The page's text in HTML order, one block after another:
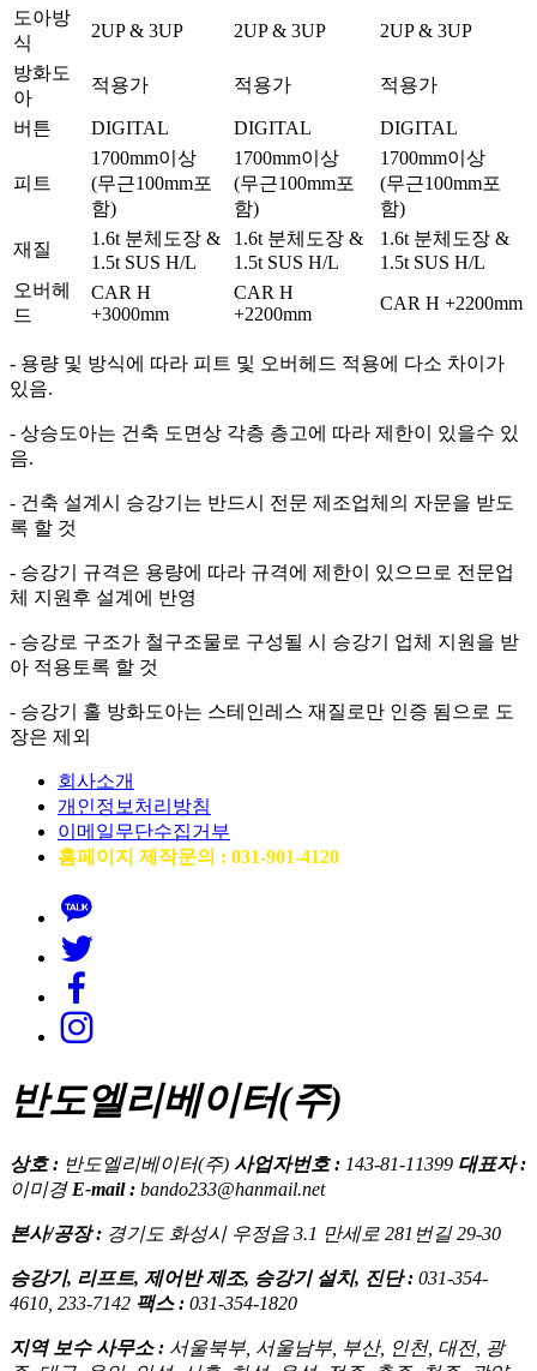
도아방
식
2UP & 3UP 2UP & 3UP 2UP & 3UP
방화도
아
적용가 적용가 적용가
버튼 DIGITAL DIGITAL DIGITAL
피트
1700mm이상
(무근100mm포
함)
1700mm이상
(무근100mm포
함)
1700mm이상
(무근100mm포
함)
재질
1.6t 분체도장 &
1.5t SUS H/L
1.6t 분체도장 &
1.5t SUS H/L
1.6t 분체도장 &
1.5t SUS H/L
오버헤
드
CAR H
+3000mm
CAR H
+2200mm
CAR H +2200mm
- 용량 및 방식에 따라 피트 및 오버헤드 적용에 다소 차이가
있음.
- 상승도아는 건축 도면상 각층 층고에 따라 제한이 있을수 있
음.
- 건축 설계시 승강기는 반드시 전문 제조업체의 자문을 받도
록 할 것
- 승강기 규격은 용량에 따라 규격에 제한이 있으므로 전문업
체 지원후 설계에 반영
- 승강로 구조가 철구조물로 구성될 시 승강기 업체 지원을 받
아 적용토록 할 것
- 승강기 홀 방화도아는 스테인레스 재질로만 인증 됨으로 도
장은 제외
회사소개
개인정보처리방침
이메일무단수집거부
홈페이지 제작문의 : 031-901-4120
반도엘리베이터(주)
상호 : 반도엘리베이터(주) 사업자번호 : 143-81-11399 대표자 :
이미경 E-mail : bando233@hanmail.net
본사/공장 : 경기도 화성시 우정읍 3.1 만세로 281번길 29-30
승강기, 리프트, 제어반 제조, 승강기 설치, 진단 : 031-354-
4610, 233-7142 팩스 : 031-354-1820
지역 보수 사무소 : 서울북부, 서울남부, 부산, 인천, 대전, 광